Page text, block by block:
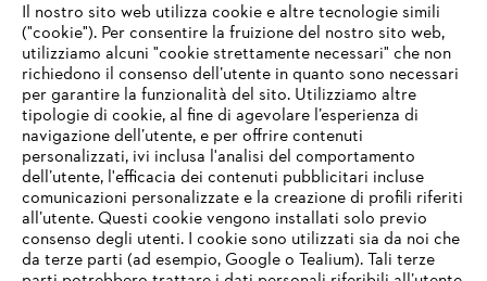
Informazioni su STIHL
Informazioni per i fornitori
I prodotti
Contatto
Carriera
Sistema Whistleblower
Il nostro sito web utilizza cookie e altre tecnologie simili
("cookie"). Per consentire la fruizione del nostro sito web,
utilizziamo alcuni "cookie strettamente necessari" che non
richiedono il consenso dell’utente in quanto sono necessari
per garantire la funzionalità del sito. Utilizziamo altre
tipologie di cookie, al fine di agevolare l’esperienza di
navigazione dell’utente, e per offrire contenuti
personalizzati, ivi inclusa l'analisi del comportamento
dell’utente, l'efficacia dei contenuti pubblicitari incluse
comunicazioni personalizzate e la creazione di profili riferiti
all’utente. Questi cookie vengono installati solo previo
consenso degli utenti. I cookie sono utilizzati sia da noi che
da terze parti (ad esempio, Google o Tealium). Tali terze